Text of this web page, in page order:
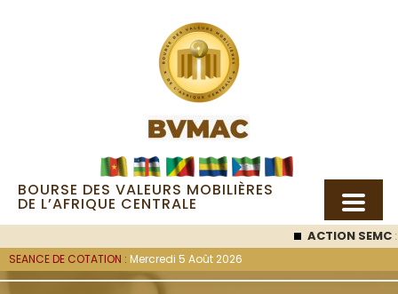
BOURSE DES VALEURS MOBILIÈRES
DE L’AFRIQUE CENTRALE
ACTION SEMC:
SEANCE DE COTATION : Mercredi 5 Août 2026